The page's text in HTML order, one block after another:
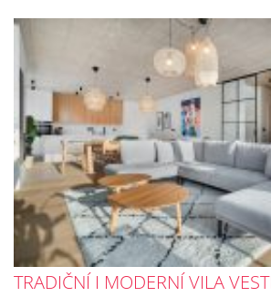
TRADIČNÍ I MODERNÍ VILA